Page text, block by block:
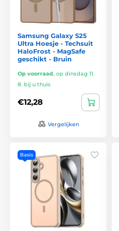
Samsung Galaxy S25
Ultra Hoesje - Techsuit
HaloFrost - MagSafe
geschikt - Bruin
Op voorraad, op dinsdag 11.
8. bij u thuis
€12,28
Vergelijken
Basis